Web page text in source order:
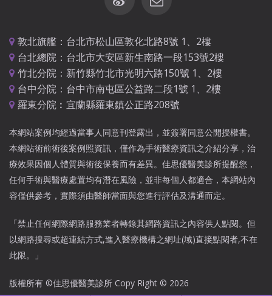
敦北旗艦：台北市松山區敦化北路8號 1、2樓
台北總院：台北市大安區新生南路一段153號2樓
竹北分院：新竹縣竹北市光明六路150號 1、2樓
台中分院：台中市南屯區公益路二段1號 1、2樓
羅東分院︰宜蘭縣羅東鎮公正路208號
本網站案例均經過當事人同意刊登露出，並簽署同意公開授權書。
本網站術前術後案例照資訊，僅作為手術醫療資訊之介紹分享，治
療效果因個人體質與術後保養而有差異。佳思優醫美診所提醒您，
任何手術與醫療處置均有潛在風險，並非每個人都適合，本網站內
容僅供參考，實際須由醫師當面與您進行評估及溝通而定。
「禁止任何網際網路服務業者轉錄其網路資訊之內容供人點閱。但
以網路搜尋或超連結方式,進入醫療機構之網址(域)直接點閱者,不在
此限。」
版權所有 ©佳思優醫美診所 Copy Right © 2026